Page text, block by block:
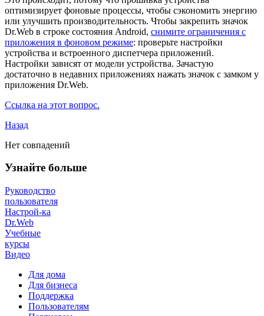
оптимизирует фоновые процессы, чтобы сэкономить энергию
или улучшить производительность. Чтобы закрепить значок
Dr.Web в строке состояния Android, снимите ограничения с
приложения в фоновом режиме: проверьте настройки
устройства и встроенного диспетчера приложений.
Настройки зависят от модели устройства. Зачастую
достаточно в недавних приложениях нажать значок с замком у
приложения Dr.Web.
Ссылка на этот вопрос.
Назад
Нет совпадений
Узнайте больше
Руководство
пользователя
Настрой-ка
Dr.Web
Учебные
курсы
Видео
Для дома
Для бизнеса
Поддержка
Пользователям